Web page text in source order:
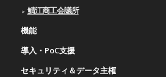
鯖江商工会議所
機能
導入・PoC支援
セキュリティ＆データ主権